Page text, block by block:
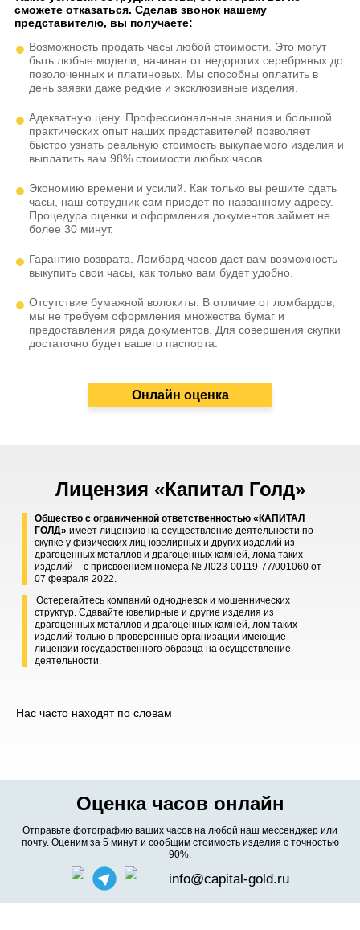
сможете отказаться. Сделав звонок нашему
представителю, вы получаете:
Возможность продать часы любой стоимости. Это могут
быть любые модели, начиная от недорогих серебряных до
позолоченных и платиновых. Мы способны оплатить в
день заявки даже редкие и эксклюзивные изделия.
Адекватную цену. Профессиональные знания и большой
практических опыт наших представителей позволяет
быстро узнать реальную стоимость выкупаемого изделия и
выплатить вам 98% стоимости любых часов.
Экономию времени и усилий. Как только вы решите сдать
часы, наш сотрудник сам приедет по названному адресу.
Процедура оценки и оформления документов займет не
более 30 минут.
Гарантию возврата. Ломбард часов даст вам возможность
выкупить свои часы, как только вам будет удобно.
Отсутствие бумажной волокиты. В отличие от ломбардов,
мы не требуем оформления множества бумаг и
предоставления ряда документов. Для совершения скупки
достаточно будет вашего паспорта.
Онлайн оценка
Лицензия «Капитал Голд»
Общество с ограниченной ответственностью «КАПИТАЛ
ГОЛД» имеет лицензию на осуществление деятельности по
скупке у физических лиц ювелирных и других изделий из
драгоценных металлов и драгоценных камней, лома таких
изделий – с присвоением номера № Л023-00119-77/001060 от
07 февраля 2022.
Остерегайтесь компаний однодневок и мошеннических
структур. Сдавайте ювелирные и другие изделия из
драгоценных металлов и драгоценных камней, лом таких
изделий только в проверенные организации имеющие
лицензии государственного образца на осуществление
деятельности.
Нас часто находят по словам
Оценка часов онлайн
Отправьте фотографию ваших часов на любой наш мессенджер или
почту. Оценим за 5 минут и сообщим стоимость изделия с точностью
90%.
info@capital-gold.ru